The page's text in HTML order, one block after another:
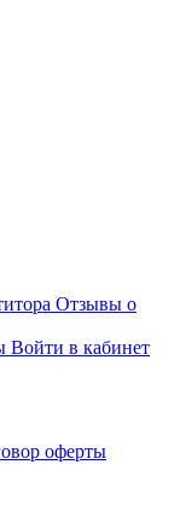
Отзывы о
Войти в кабинет
оферты